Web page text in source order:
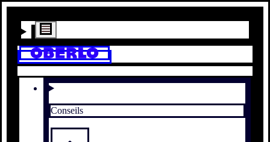
Conseils